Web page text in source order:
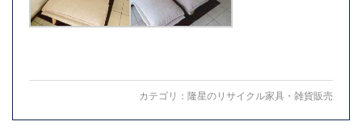
カテゴリ： 隆星のリサイクル家具・雑貨販売